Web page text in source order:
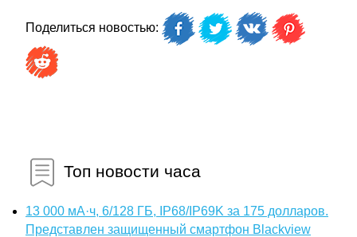
Поделиться новостью:
Топ новости часа
13 000 мА·ч, 6/128 ГБ, IP68/IP69K за 175 долларов.
Представлен защищенный смартфон Blackview